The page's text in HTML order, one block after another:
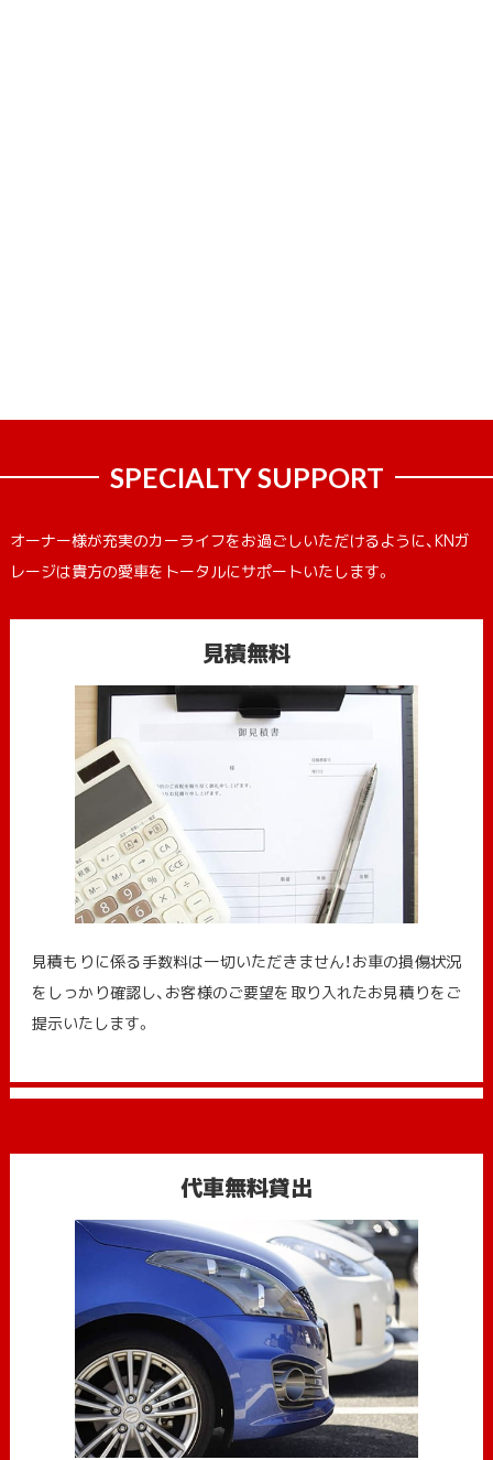
SPECIALTY SUPPORT
オーナー様が充実のカーライフをお過ごしいただけるように、KNガ
レージは貴方の愛車をトータルにサポートいたします。
見積無料
見積もりに係る手数料は一切いただきません！お車の損傷状況
をしっかり確認し、お客様のご要望を取り入れたお見積りをご
提示いたします。
代車無料貸出